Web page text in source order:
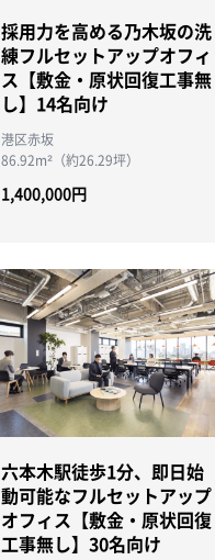
採用力を高める乃木坂の洗
練フルセットアップオフィ
ス【敷金・原状回復工事無
し】14名向け
港区赤坂
86.92m²（約26.29坪）
1,400,000円
六本木駅徒歩1分、即日始
動可能なフルセットアップ
オフィス【敷金・原状回復
工事無し】30名向け